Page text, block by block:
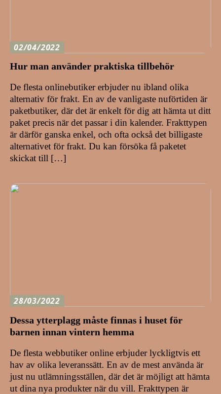
02/04/2022
Hur man använder praktiska tillbehör
De flesta onlinebutiker erbjuder nu ibland olika
alternativ för frakt. En av de vanligaste nuförtiden är
paketbutiker, där det är enkelt för dig att hämta ut ditt
paket precis när det passar i din kalender. Frakttypen
är därför ganska enkel, och ofta också det billigaste
alternativet för frakt. Du kan försöka få paketet
skickat till […]
28/03/2022
Dessa ytterplagg måste finnas i huset för
barnen innan vintern hemma
De flesta webbutiker online erbjuder lyckligtvis ett
hav av olika leveranssätt. En av de mest använda är
just nu utlämningsställen, där det är möjligt att hämta
ut dina nya produkter när du vill. Frakttypen är